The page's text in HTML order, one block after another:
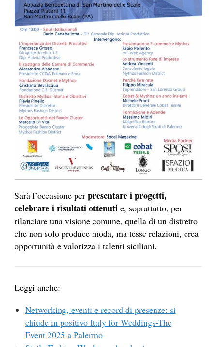
Sarà l’occasione per presentare i progetti,
celebrare i risultati ottenuti e, soprattutto, per
rilanciare una visione comune, quella di un distretto
che non solo produce moda, ma tesse relazioni, crea
opportunità e valorizza i talenti siciliani.
Leggi anche:
Networking, eventi e record di presenze: si
chiude in positivo Italy for Weddings-The
Event 2025 a Palermo